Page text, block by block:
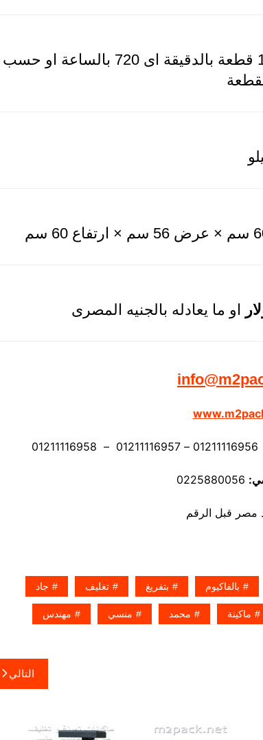
حتى 12 قطعة بالدقيقة اى 720 بالساعة او حسب
او ما يعادله بالجنيه المصرى
بالفاكيوم بتفريغ تغليف جاد
ماكينة محمد منسي مهندس
التالي